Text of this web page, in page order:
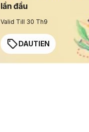
lần đầu
Valid Till 30 Th9
DAUTIEN